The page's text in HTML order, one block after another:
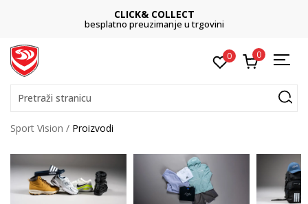
CLICK& COLLECT
besplatno preuzimanje u trgovini
0 0
Pretraži stranicu
Sport Vision Proizvodi